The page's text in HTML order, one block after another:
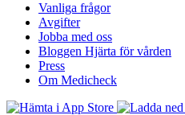
Vanliga frågor
Avgifter
Jobba med oss
Bloggen Hjärta för vården
Press
Om Medicheck